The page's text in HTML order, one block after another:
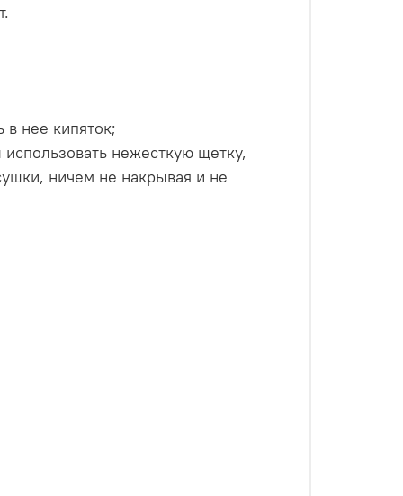
в нее кипяток;
нежесткую щетку,
ничем не накрывая и не